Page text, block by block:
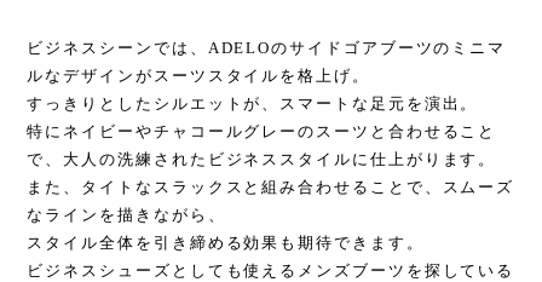
ビジネスシーンでは、 ADELOのサイドゴアブーツのミニマ
ルなデザインがスーツスタイルを格上げ。
すっきりとしたシルエットが、スマートな足元を演出。
特にネイビーやチャコールグレーのスーツと合わせること
で、大人の洗練されたビジネススタイルに仕上がります。
また、タイトなスラックスと組み合わせることで、スムーズ
なラインを描きながら、
スタイル全体を引き締める効果も期待できます。
ビジネスシューズとしても使えるメンズブーツを探している